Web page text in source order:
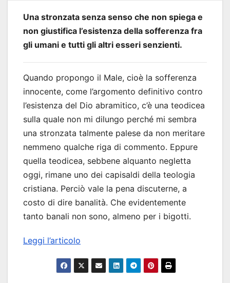
Una stronzata senza senso che non spiega e
non giustifica l’esistenza della sofferenza fra
gli umani e tutti gli altri esseri senzienti.
Quando propongo il Male, cioè la sofferenza
innocente, come l’argomento definitivo contro
l’esistenza del Dio abramitico, c’è una teodicea
sulla quale non mi dilungo perché mi sembra
una stronzata talmente palese da non meritare
nemmeno qualche riga di commento. Eppure
quella teodicea, sebbene alquanto negletta
oggi, rimane uno dei capisaldi della teologia
cristiana. Perciò vale la pena discuterne, a
costo di dire banalità. Che evidentemente
tanto banali non sono, almeno per i bigotti.
Leggi l’articolo